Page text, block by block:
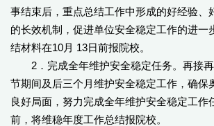
事结束后，重点总结工作中形成的好经验、
的长效机制，促进单位安全稳定工作的进一
结材料在10月 13日前报院校。
2．完成全年维护安全稳定任务。再接再
节期间及后三个月维护安全稳定工作，确保
良好局面，努力完成全年维护安全稳定工作
前，将维稳年度工作总结报院校。